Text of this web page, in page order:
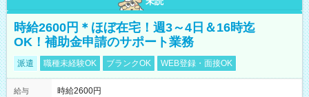
時給2600円＊ほぼ在宅！週3～4日＆16時迄
OK！補助金申請のサポート業務
派遣 職種未経験OK ブランクOK WEB登録・面接OK
給与 時給2600円